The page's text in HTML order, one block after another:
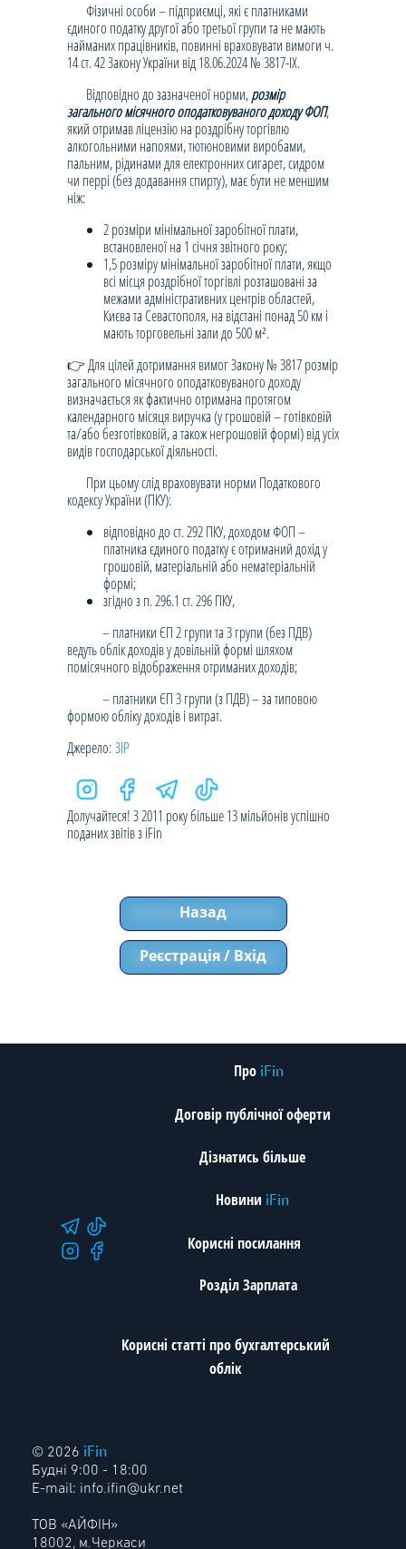
Фізичні особи – підприємці, які є платниками
єдиного податку другої або третьої групи та не мають
найманих працівників, повинні враховувати вимоги ч.
14 ст. 42 Закону України від 18.06.2024 № 3817-ІХ.
Відповідно до зазначеної норми,розмір
загального місячного оподатковуваного доходу ФОП,
який отримав ліцензію на роздрібну торгівлю
алкогольними напоями, тютюновими виробами,
пальним, рідинами для електронних сигарет, сидром
чи перрі (без додавання спирту), має бути не меншим
ніж:
2 розміри мінімальної заробітної плати,
встановленої на 1 січня звітного року;
1,5 розміру мінімальної заробітної плати, якщо
всі місця роздрібної торгівлі розташовані за
межами адміністративних центрів областей,
Києва та Севастополя, на відстані понад 50 км і
мають торговельні зали до 500 м².
👉 Для цілей дотримання вимог Закону № 3817 розмір
загального місячного оподатковуваного доходу
визначається як фактично отримана протягом
календарного місяця виручка (у грошовій – готівковій
та/або безготівковій, а також негрошовій формі) від усіх
видів господарської діяльності.
При цьому слід враховувати норми Податкового
кодексу України (ПКУ):
відповідно до ст. 292 ПКУ, доходом ФОП –
платника єдиного податку є отриманий дохід у
грошовій, матеріальній або нематеріальній
формі;
згідно з п. 296.1 ст. 296 ПКУ,
– платники ЄП 2 групи та 3 групи (без ПДВ)
ведуть облік доходів у довільній формі шляхом
помісячного відображення отриманих доходів;
– платники ЄП 3 групи (з ПДВ) – за типовою
формою обліку доходів і витрат.
Джерело:ЗІР
Долучайтеся! З 2011 року більше 13 мільйонів успішно
поданих звітів з iFin
Назад
Реєстрація / Вхід
© 2026 iFin
Будні 9:00 - 18:00
E-mail: info.ifin@ukr.net
ТОВ «АЙФІН»
18002, м.Черкаси
Про iFin
Договір публічної оферти
Дізнатись більше
Новини iFin
Корисні посилання
Розділ Зарплата
Корисні статті про бухгалтерський
облік